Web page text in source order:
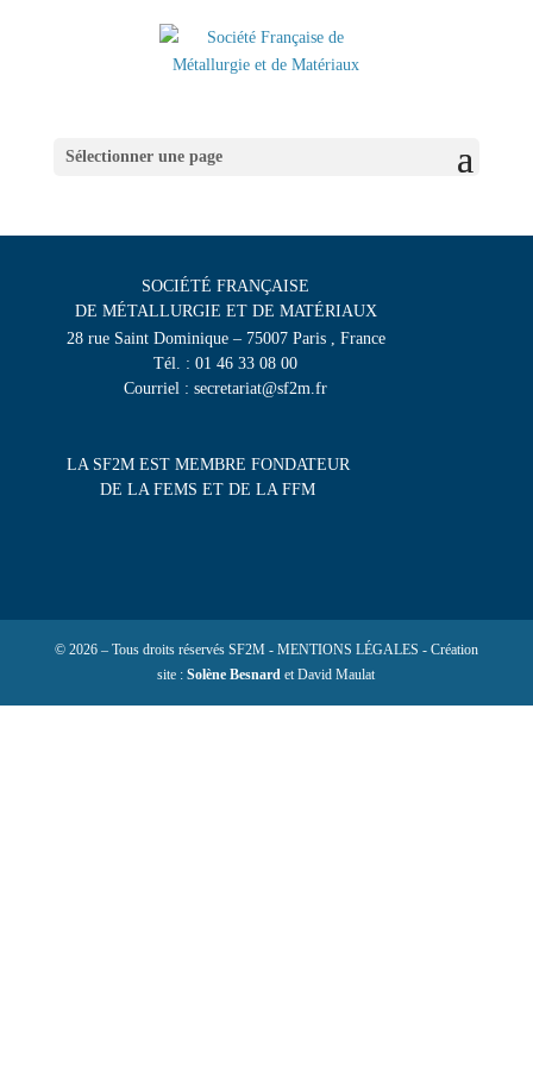
Sélectionner une page
SOCIÉTÉ FRANÇAISE
DE MÉTALLURGIE ET DE MATÉRIAUX
28 rue Saint Dominique – 75007 Paris , France
Tél. : 01 46 33 08 00
Courriel : secretariat@sf2m.fr
LA SF2M EST MEMBRE FONDATEUR
DE LA FEMS ET DE LA FFM
© 2026 – Tous droits réservés SF2M - MENTIONS LÉGALES - Création
site :Solène Besnard et David Maulat